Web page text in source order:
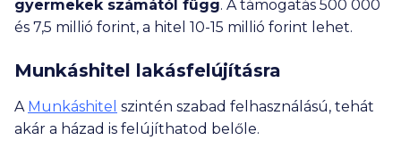
gyermekek számától függ. A támogatás 500 000
és 7,5 millió forint, a hitel 10-15 millió forint lehet.
Munkáshitel lakásfelújításra
A Munkáshitel szintén szabad felhasználású, tehát
akár a házad is felújíthatod belőle.